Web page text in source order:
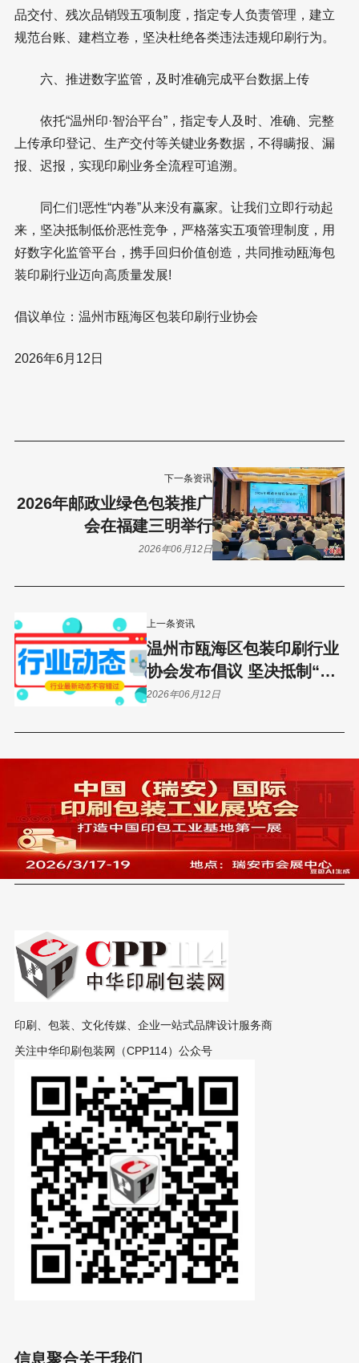
品交付、残次品销毁五项制度，指定专人负责管理，建立
规范台账、建档立卷，坚决杜绝各类违法违规印刷行为。
六、推进数字监管，及时准确完成平台数据上传
依托“温州印·智治平台”，指定专人及时、准确、完整
上传承印登记、生产交付等关键业务数据，不得瞒报、漏
报、迟报，实现印刷业务全流程可追溯。
同仁们!恶性“内卷”从来没有赢家。让我们立即行动起
来，坚决抵制低价恶性竞争，严格落实五项管理制度，用
好数字化监管平台，携手回归价值创造，共同推动瓯海包
装印刷行业迈向高质量发展!
倡议单位：温州市瓯海区包装印刷行业协会
2026年6月12日
上一条资讯
温州市瓯海区包装印刷行业
协会发布倡议 坚决抵制“内
卷式”恶性竞争
2026年06月12日
下一条资讯
2026年邮政业绿色包装推广
会在福建三明举行
2026年06月12日
印刷、包装、文化传媒、企业一站式品牌设计服务商
关注中华印刷包装网（CPP114）公众号
信息聚合关于我们